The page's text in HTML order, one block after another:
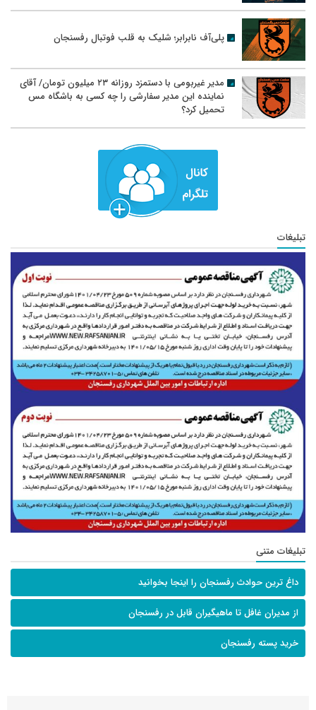
پلی‌آف نابرابر؛ شلیک به قلب فوتبال رفسنجان
مدیر غیربومی با دستمزد روزانه ۲۳ میلیون تومان/ آقای
نماینده این مدیر سفارشی را چه کسی به باشگاه مس
تحمیل کرد؟
تبلیغات
تبلیغات متنی
داغ ترین حوادث رفسنجان را اینجا بخوانید
از مدیران غافل تا ماهیگیران قابل در رفسنجان
خرید پسته رفسنجان